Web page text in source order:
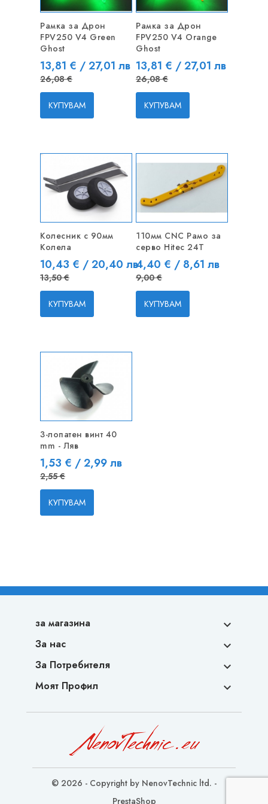
РАЗПРОДАЖБА!
-12,27 € / -24,00 ЛВ
Рамка за Дрон
FPV250 V4 Green
Ghost
Цена
13,81 € / 27,01 лвРедовна цена
26,08 €
КУПУВАМ
РАЗПРОДАЖБА!
-12,27 € / -24,00 ЛВ
Рамка за Дрон
FPV250 V4 Orange
Ghost
Цена
13,81 € / 27,01 лв
26,08 €
КУПУВАМ
-3,07 € / -6,00 ЛВ
Колесник с 90мм
Колела
Цена
10,43 € / 20,40 лвРедовна цена
13,50 €
КУПУВАМ
РАЗПРОДАЖБА!
110мм CNC Рамо за
серво Hitec 24T
Цена
4,40 € / 8,61 лвРедовна
9,00 €
КУПУВАМ
РАЗПРОДАЖБА!
3-лопатен винт 40
mm - Ляв
Цена
1,53 € / 2,99 лвРедовна цена
2,55 €
КУПУВАМ
за магазина 
За нас 
За Потребителя 
Моят Профил 
© 2026 - Copyright by NenovTechnic ltd. -
PrestaShop